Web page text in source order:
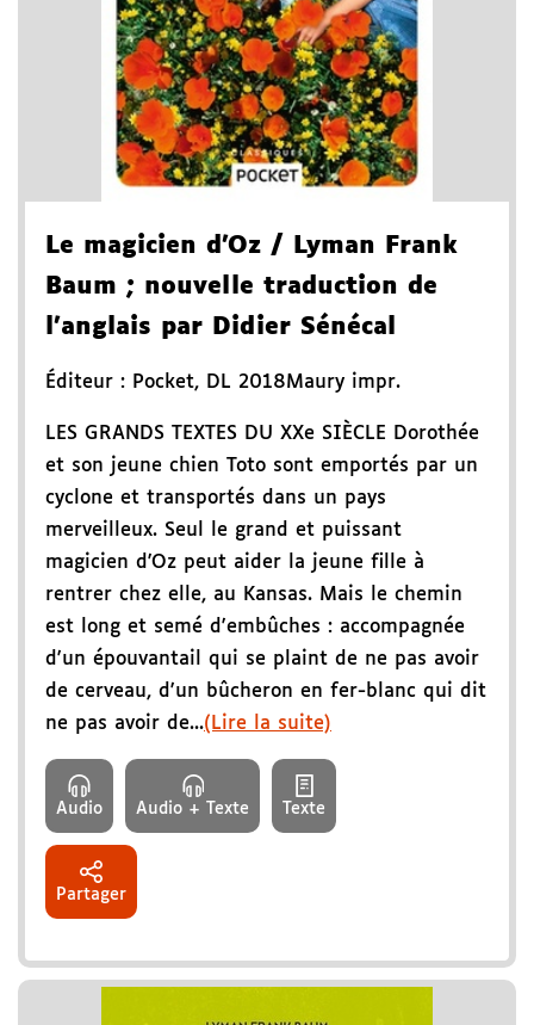
Le magicien d'Oz / Lyman Frank
Baum ; nouvelle traduction de
l'anglais par Didier Sénécal
Éditeur : Pocket, DL 2018Maury impr.
LES GRANDS TEXTES DU XXe SIÈCLE Dorothée
et son jeune chien Toto sont emportés par un
cyclone et transportés dans un pays
merveilleux. Seul le grand et puissant
magicien d'Oz peut aider la jeune fille à
rentrer chez elle, au Kansas. Mais le chemin
est long et semé d'embûches : accompagnée
d'un épouvantail qui se plaint de ne pas avoir
de cerveau, d'un bûcheron en fer-blanc qui dit
ne pas avoir de...(Lire la suite)
Audio Audio + Texte Texte
Partager